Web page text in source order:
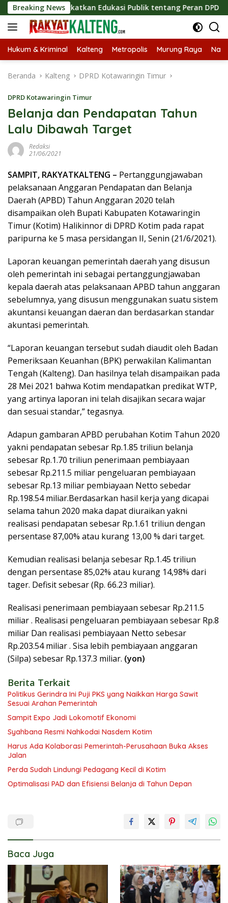
Langsung
ke
konten
Breaking News
Tingkatkan Edukasi Publik tentang Peran DPD RI
Hukum & Kriminal Kalteng Metropolis Murung Raya
Beranda Kalteng DPRD Kotawaringin Timur
DPRD Kotawaringin Timur
Belanja dan Pendapatan Tahun
Lalu Dibawah Target
Redaksi
21/06/2021
SAMPIT, RAKYATKALTENG – Pertanggungjawaban
pelaksanaan Anggaran Pendapatan dan Belanja
Daerah (APBD) Tahun Anggaran 2020 telah
disampaikan oleh Bupati Kabupaten Kotawaringin
Timur (Kotim) Halikinnor di DPRD Kotim pada rapat
paripurna ke 5 masa persidangan II, Senin (21/6/2021).
Laporan keuangan pemerintah daerah yang disusun
oleh pemerintah ini sebagai pertanggungjawaban
kepala daerah atas pelaksanaan APBD tahun anggaran
sebelumnya, yang disusun menggunakan suatu sistem
akuntansi keuangan daeran dan berdasarkan standar
akuntasi pemerintah.
“Laporan keuangan tersebut sudah diaudit oleh Badan
Pemeriksaan Keuanhan (BPK) perwakilan Kalimantan
Tengah (Kalteng). Dan hasilnya telah disampaikan pada
28 Mei 2021 bahwa Kotim mendapatkan predikat WTP,
yang artinya laporan ini telah disajikan secara wajar
dan sesuai standar,” tegasnya.
Adapun gambaran APBD perubahan Kotim Tahun 2020
yakni pendapatan sebesar Rp.1.85 triliun belanja
sebesar Rp.1.70 triliun penerimaan pembiayaan
sebesar Rp.211.5 miliar pengeluaran pembiayaan
sebesar Rp.13 miliar pembiayaan Netto sebedar
Rp.198.54 miliar.Berdasarkan hasil kerja yang dicapai
selama tahun 2020 maka dapat diuraikan yakni
realisasi pendapatan sebesar Rp.1.61 triliun dengan
persentase 87,00% atau kurang 13,00 % dari target.
Kemudian realisasi belanja sebesar Rp.1.45 triliun
dengan persentase 85,02% atau kurang 14,98% dari
tager. Defisit sebesar (Rp. 66.23 miliar).
Realisasi penerimaan pembiayaan sebesar Rp.211.5
miliar . Realisasi pengeluaran pembiayaan sebesar Rp.8
miliar Dan realisasi pembiayaan Netto sebesar
Rp.203.54 miliar . Sisa lebih pembiayaan anggaran
(Silpa) sebesar Rp.137.3 miliar. (yon)
Berita Terkait
Politikus Gerindra Ini Puji PKS yang Naikkan Harga Sawit
Sesuai Arahan Pemerintah
Sampit Expo Jadi Lokomotif Ekonomi
Syahbana Resmi Nahkodai Nasdem Kotim
Harus Ada Kolaborasi Pemerintah-Perusahaan Buka Akses
Jalan
Perda Sudah Lindungi Pedagang Kecil di Kotim
Optimalisasi PAD dan Efisiensi Belanja di Tahun Depan
Baca Juga